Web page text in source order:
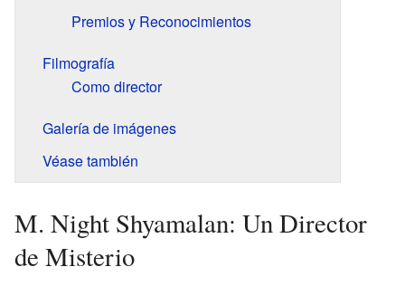
Premios y Reconocimientos
Filmografía
Como director
Galería de imágenes
Véase también
M. Night Shyamalan: Un Director
de Misterio